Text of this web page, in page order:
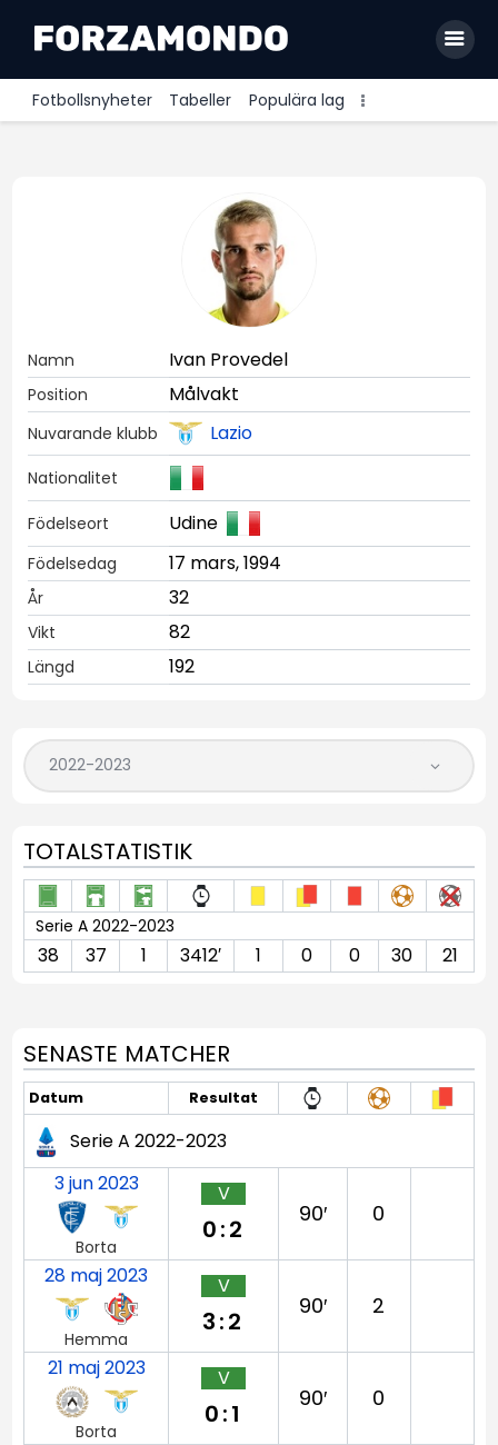
Fotbollsnyheter Tabeller Populära lag
Premier League
Ligue 1
Namn Ivan Provedel
Position Målvakt
Nuvarande klubb Lazio
Nationalitet
Födelseort Udine
Födelsedag 17 mars, 1994
År 32
Vikt 82
Längd 192
TOTALSTATISTIK
Serie A 2022-2023
38 37 1 3412′ 1 0 0 30 21
SENASTE MATCHER
Datum Resultat
Serie A 2022-2023
3 jun 2023
Borta
V
0:2
90′ 0
28 maj 2023
Hemma
V
3:2
90′ 2
21 maj 2023
Borta
V
0:1
90′ 0